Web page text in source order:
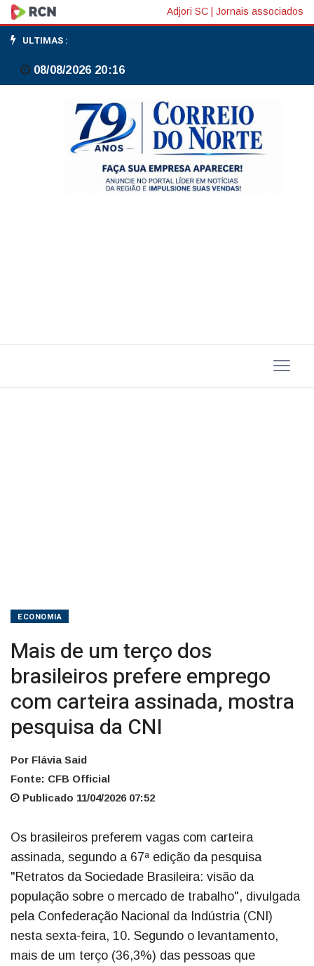
Mais
de
um
brasileiros
mostra
Adjori SC Jornais associados
ULTIMAS :
08/08/2026 20:16
ECONOMIA
Mais de um terço dos
brasileiros prefere emprego
com carteira assinada, mostra
pesquisa da CNI
Por Flávia Said
Fonte: CFB Official
Publicado 11/04/2026 07:52
Os brasileiros preferem vagas com carteira
assinada, segundo a 67ª edição da pesquisa
"Retratos da Sociedade Brasileira: visão da
população sobre o mercado de trabalho", divulgada
pela Confederação Nacional da Indústria (CNI)
nesta sexta-feira, 10. Segundo o levantamento,
mais de um terço (36,3%) das pessoas que